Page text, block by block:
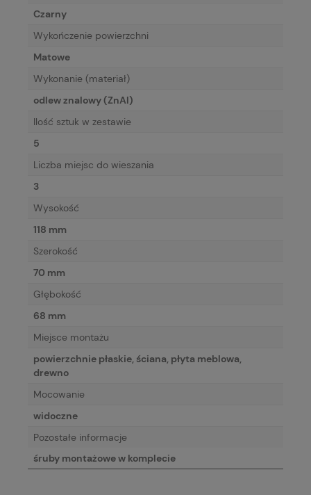
Czarny
Wykończenie powierzchni
Matowe
Wykonanie (materiał)
odlew znalowy (ZnAl)
Ilość sztuk w zestawie
5
Liczba miejsc do wieszania
3
Wysokość
118 mm
Szerokość
70 mm
Głębokość
68 mm
Miejsce montażu
powierzchnie płaskie, ściana, płyta meblowa,
drewno
Mocowanie
widoczne
Pozostałe informacje
śruby montażowe w komplecie